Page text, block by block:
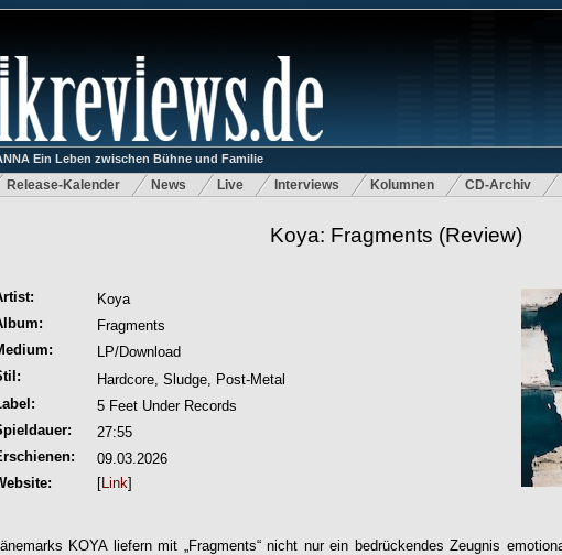
Ein Leben zwischen Bühne und Familie
Release-Kalender News Live Interviews Kolumnen CD-Archiv
Koya: Fragments (Review)
Koya
Fragments
LP/Download
Hardcore, Sludge, Post-Metal
5 Feet Under Records
27:55
09.03.2026
[Link]
KOYA liefern mit „ Fragments“ nicht nur ein bedrückendes Zeugnis